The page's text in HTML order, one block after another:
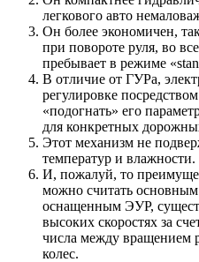
легкового авто
Он более экономичен,
при повороте руля, во
пребывает в режиме
В отличие от ГУРа,
регулировке
«подогнать» его
для конкретных
Этот механизм не
температур и влажности.
И, пожалуй, то
можно считать
оснащенным ЭУР,
высоких скоростях за
числа между вращением
колес.